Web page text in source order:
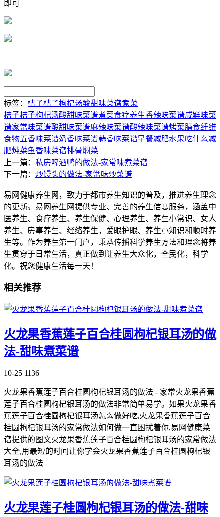
即可
标签： 桔子桔子枸杞汤酸甜味菜谱煮菜
桔子桔子枸杞汤酸甜味菜谱煮菜食疗养生香辣味菜谱咸鲜味菜
谱家常味菜谱酸甜味菜谱麻辣味菜谱酸辣味菜谱烤菜膳食纤维
食物五香味菜谱奶香味菜谱蒜香味菜谱早餐减肥水果吃什么减
肥炖菜鱼香味菜谱排骨焖菜
上一篇： 私房啤酒鸭的做法-家常味煮菜谱
下一篇： 炒馒头的做法-家常味炒菜谱
易网健康养生网，致力于都市养生知识的普及，推进养生理念
的更新。易网养生网提供专业、完善的养生信息服务，涵盖中
医养生、食疗养生、养生保健、心理养生、养生小常识、女人
养生、房事养生、经络养生，爱眼护眼、养生小知识和顺时养
生等。作为养生第一门户，秉承传播科学养生方法和理念将养
生贯穿于日常生活，真正做到让养生大众化，全民化，科学
化。祝您健康生活每一天！
相关推荐
火龙果香蕉莲子百合桂圆枸杞银耳汤的做
法-甜味煮菜谱
10-25 1136
火龙果香蕉莲子百合桂圆枸杞银耳汤的做法 - 家常火龙果香蕉
莲子百合桂圆枸杞银耳汤的做法非常简单易学。如果火龙果香
蕉莲子百合桂圆枸杞银耳汤怎么做好吃,火龙果香蕉莲子百合
桂圆枸杞银耳汤的家常做法如何做一直困扰着你,易网健康菜
谱提供的图文火龙果香蕉莲子百合桂圆枸杞银耳汤的家常做法
大全,用最短的时间让你学会火龙果香蕉莲子百合桂圆枸杞银
耳汤的做法
火龙果莲子桂圆枸杞银耳汤的做法-甜味